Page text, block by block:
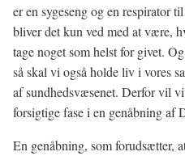
er en sygeseng og en respirator
bliver det kun ved med at være,
tage noget som helst for givet.
så skal vi også holde liv i vores
af sundhedsvæsenet. Derfor vil
forsigtige fase i en genåbning af
En genåbning, som forudsætter,